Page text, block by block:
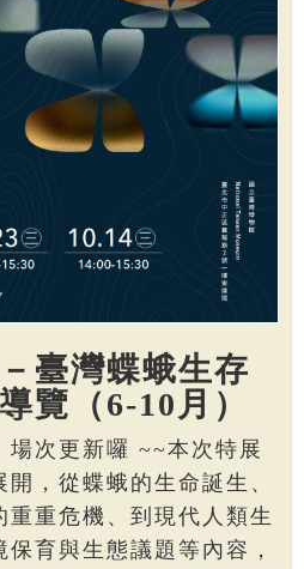
臺灣蝶蛾生存
覽（6-10月）
次更新囉 ~~本次特展
，從蝶蛾的生命誕生、
重重危機、到現代人類生
育與生態議題等內容，